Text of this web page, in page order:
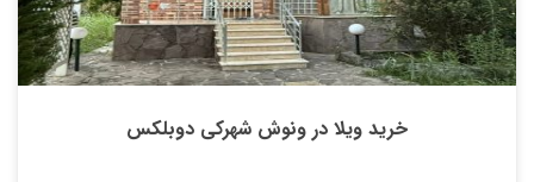
خرید ویلا در ونوش شهرکی دوبلکس